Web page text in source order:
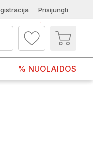
Prisijungti
% NUOLAIDOS